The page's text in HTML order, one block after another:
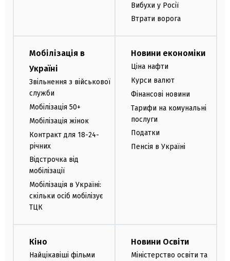
Вибухи у Росії
Втрати ворога
Мобілізація в
Україні
Звільнення з військової
служби
Мобілізація 50+
Мобілізація жінок
Контракт для 18-24-
річних
Відстрочка від
мобілізації
Мобілізація в Україні:
скільки осіб мобілізує
ТЦК
Новини економіки
Ціна нафти
Курси валют
Фінансові новини
Тарифи на комунальні
послуги
Податки
Пенсія в Україні
Кіно
Найцікавіші фільми
Новини Освіти
Міністерство освіти та